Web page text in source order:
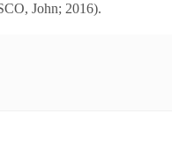
John; 2016).